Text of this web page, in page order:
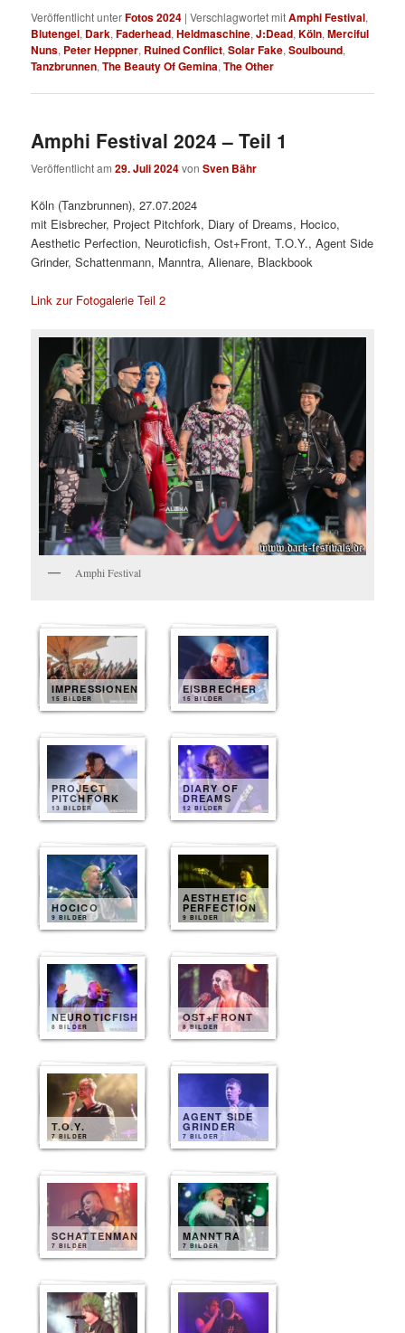
Veröffentlicht unterFotos 2024 |Verschlagwortet mitAmphi Festival,
Blutengel, Dark,Faderhead,Heldmaschine,J:Dead,Köln,Merciful
Nuns, Peter Heppner, Ruined Conflict,Solar Fake,Soulbound,
Tanzbrunnen,The Beauty Of Gemina,The Other
Amphi Festival 2024 – Teil 1
Veröffentlicht am29. Juli 2024vonSven Bähr
Köln (Tanzbrunnen), 27.07.2024
mit Eisbrecher, Project Pitchfork, Diary of Dreams, Hocico,
Aesthetic Perfection, Neuroticfish, Ost+Front, T.O.Y., Agent Side
Grinder, Schattenmann, Manntra, Alienare, Blackbook
Link zur Fotogalerie Teil 2
Amphi Festival
IMPRESSIONEN
15 BILDER
EISBRECHER
15 BILDER
PROJECT
PITCHFORK
13 BILDER
DIARY OF
DREAMS
12 BILDER
HOCICO
9 BILDER
AESTHETIC
PERFECTION
9 BILDER
NEUROTICFISH
8 BILDER
OST+FRONT
8 BILDER
T.O.Y.
7 BILDER
AGENT SIDE
GRINDER
7 BILDER
SCHATTENMANN
7 BILDER
MANNTRA
7 BILDER